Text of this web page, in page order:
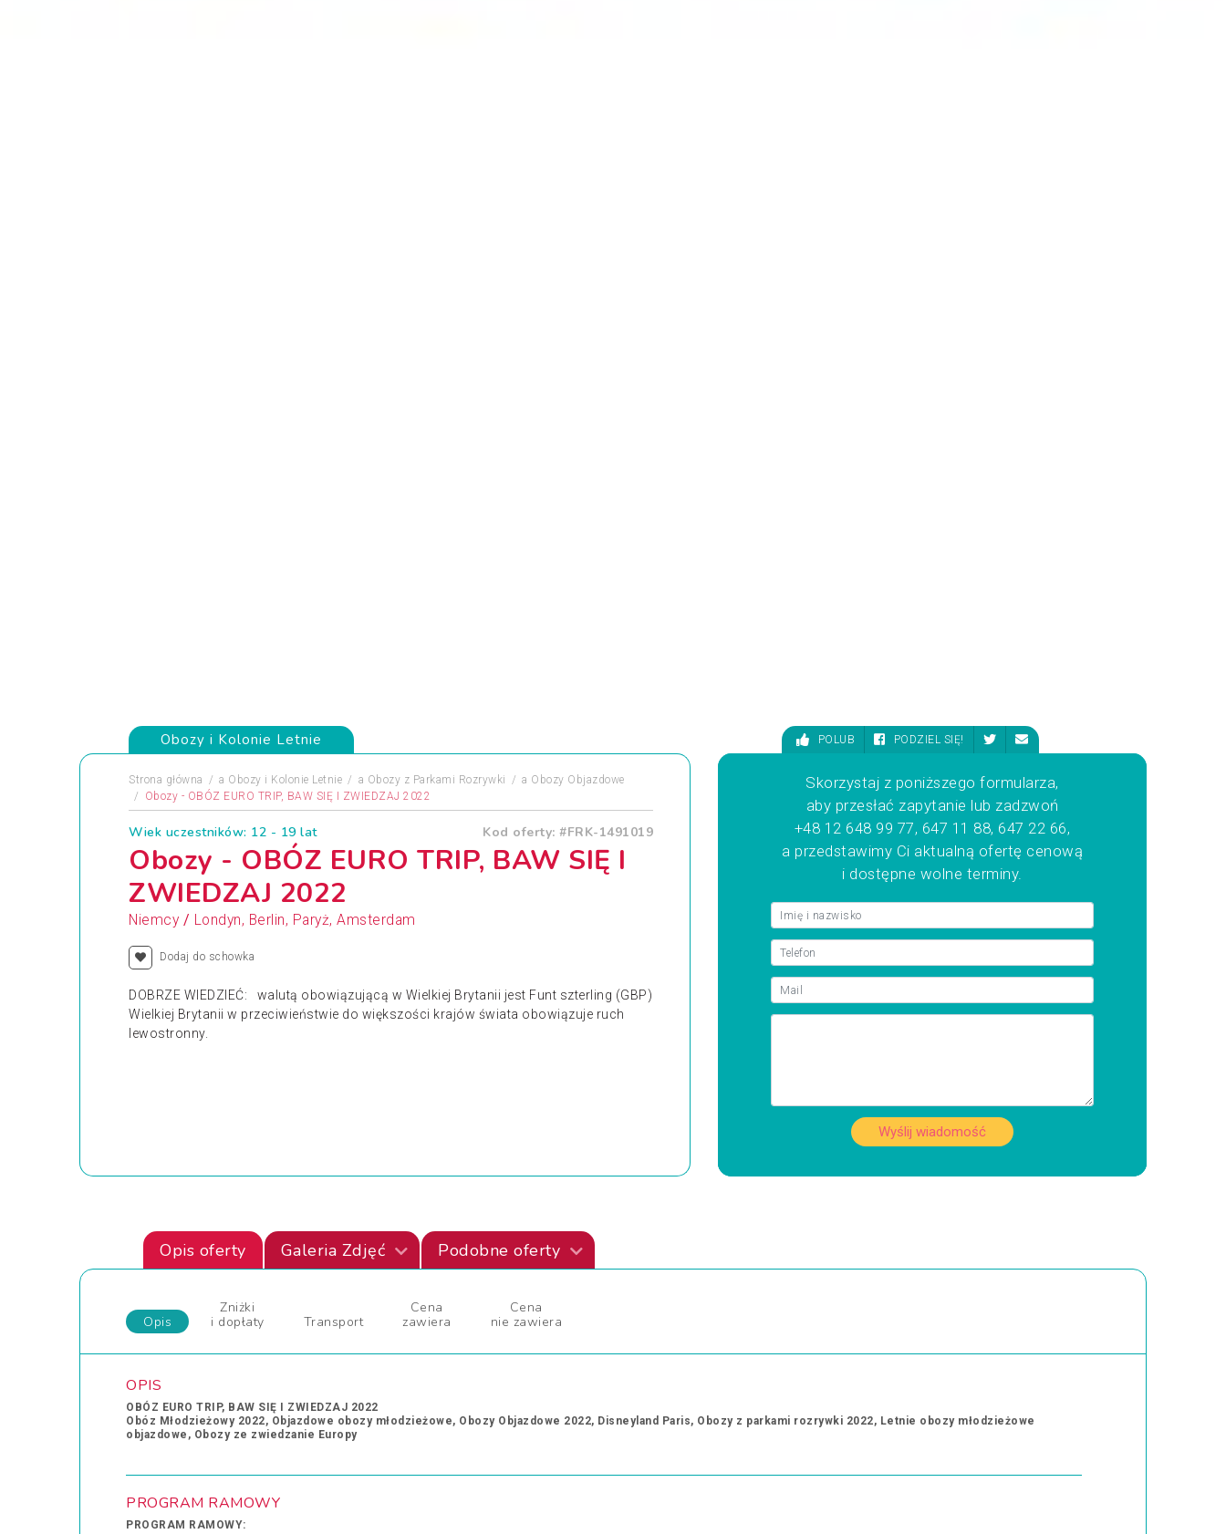
Obozy i Kolonie Letnie
Strona główna a Obozy i Kolonie Letnie a Obozy z Parkami Rozrywki a Obozy Objazdowe
Obozy - OBÓZ EURO TRIP, BAW SIĘ I ZWIEDZAJ 2022
Wiek uczestników: 12 - 19 lat Kod oferty: #FRK-1491019
Obozy - OBÓZ EURO TRIP, BAW SIĘ I
ZWIEDZAJ 2022
Niemcy / Londyn, Berlin, Paryż, Amsterdam
Dodaj do schowka
DOBRZE WIEDZIEĆ: walutą obowiązującą w Wielkiej Brytanii jest Funt szterling (GBP)
Wielkiej Brytanii w przeciwieństwie do większości krajów świata obowiązuje ruch
lewostronny.
POLUB PODZIEL SIĘ!
Skorzystaj z poniższego formularza,
aby przesłać zapytanie lub zadzwoń
+48 12 648 99 77, 647 11 88, 647 22 66,
a przedstawimy Ci aktualną ofertę cenową
i dostępne wolne terminy.
Wyślij wiadomość
Opis oferty Galeria Zdjęć Podobne oferty
Opis
Zniżki
i dopłaty
Transport
Cena
zawiera
Cena
nie zawiera
OPIS
OBÓZ EURO TRIP, BAW SIĘ I ZWIEDZAJ 2022
Obóz Młodzieżowy 2022, Objazdowe obozy młodzieżowe, Obozy Objazdowe 2022, Disneyland Paris, Obozy z parkami rozrywki 2022, Letnie obozy młodzieżowe
objazdowe, Obozy ze zwiedzanie Europy
PROGRAM RAMOWY
PROGRAM RAMOWY: